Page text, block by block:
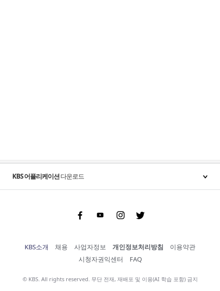
KBS 어플리케이션다운로드
FacebookYoutubeInstgram
KBS소개 채용 사업자정보 개인정보처리방침
이용약관
시청자권익센터
FAQ
© KBS. All rights reserved. 무단 전재, 재배포 및 이용(AI 학습 포함) 금지